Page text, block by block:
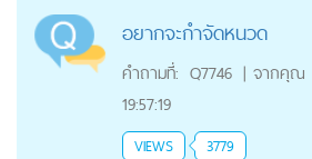
อยากจะกำจัดหนวด
คำถามที่: Q7746 | จากคุณ
19:57:19
VIEWS 3779